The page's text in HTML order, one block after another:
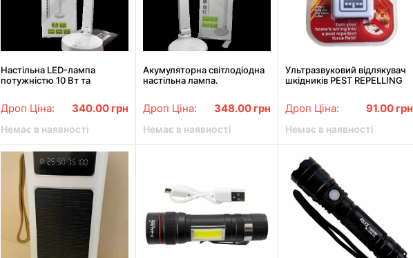
Настільна LED-лампа
потужністю 10 Вт та
Дроп Ціна: 340.00 грн
Немає в наявності
Акумуляторна світлодіодна
настільна лампа.
Дроп Ціна: 348.00 грн
Немає в наявності
Ультразвуковий відлякувач
шкідників PEST REPELLING
Дроп Ціна: 91.00 грн
Немає в наявності